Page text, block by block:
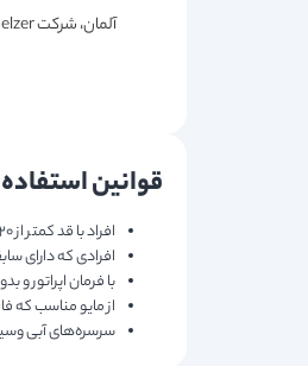
آلمان، شرکت weigand maelzer
قوانین
افراد با قد کمتر از ۱۲۰ سانتی‌متر و وزن بیش از ۱۱۰ کیلوگرم، مجاز به استفاده نیستند.
افرادی که دارای
با فرمان اپراتور
از مایو مناسب که
سرسره‌های آبی